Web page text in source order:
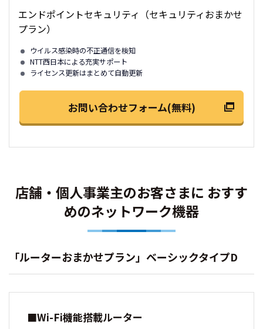
エンドポイントセキュリティ（セキュリティおまかせ
プラン）
ウイルス感染時の不正通信を検知
NTT⻄⽇本による充実サポート
ライセンス更新はまとめて⾃動更新
お問い合わせフォーム(無料)
店舗・個人事業主のお客さまに おすす
めのネットワーク機器
「ルーターおまかせプラン」ベーシックタイプD
■Wi-Fi機能搭載ルーター